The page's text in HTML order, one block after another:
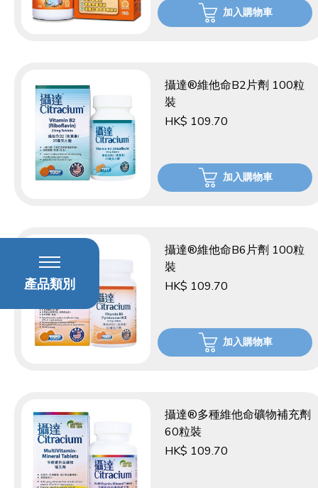
加入購物車
攝達®維他命B2片劑 100粒
裝
HK$ 109.70
加入購物車
攝達®維他命B6片劑 100粒
裝
HK$ 109.70
加入購物車
攝達®多種維他命礦物補充劑
60粒裝
HK$ 109.70
產品類別